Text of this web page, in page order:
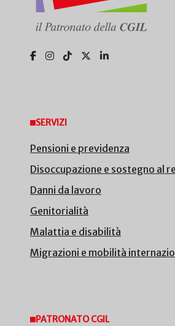
SERVIZI
Pensioni e previdenza
Disoccupazione e sostegno al
Danni da lavoro
Genitorialità
Malattia e disabilità
Migrazioni e mobilità
PATRONATO CGIL